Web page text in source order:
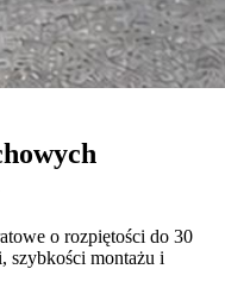
o rozpiętości do 30
szybkości montażu i